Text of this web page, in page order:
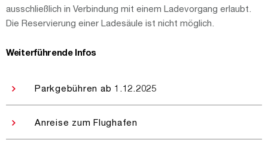
ausschließlich in Verbindung mit einem Ladevorgang erlaubt.
Die Reservierung einer Ladesäule ist nicht möglich.
Weiterführende Infos
Parkgebühren ab 1.12.2025
Anreise zum Flughafen